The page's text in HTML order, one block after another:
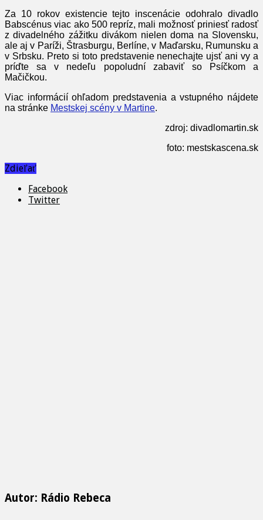
Za 10 rokov existencie tejto inscenácie odohralo divadlo
Babscénus viac ako 500 repríz, mali možnosť priniesť radosť
z divadelného zážitku divákom nielen doma na Slovensku,
ale aj v Paríži, Štrasburgu, Berlíne, v Maďarsku, Rumunsku a
v Srbsku. Preto si toto predstavenie nenechajte ujsť ani vy a
príďte sa v nedeľu popoludní zabaviť so Psíčkom a
Mačičkou.
Viac informácií ohľadom predstavenia a vstupného nájdete
na stránke Mestskej scény v Martine.
zdroj: divadlomartin.sk
foto: mestskascena.sk
Zdieľať
Facebook
Twitter
Autor: Rádio Rebeca